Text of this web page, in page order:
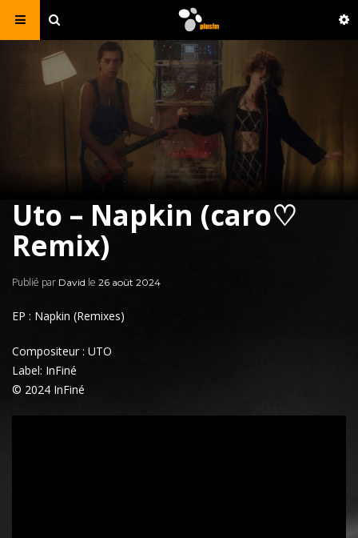
Uto – Napkin (caro♡
Remix)
Publié par David le 26 août 2024
EP : Napkin (Remixes)
Compositeur : UTO
Label: InFiné
© 2024 InFiné